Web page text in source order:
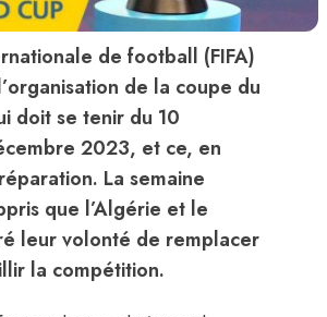
de football (FIFA)
de la coupe du
doit se tenir du 10
2023, et ce, en
La semaine
que l’Algérie et le
leur volonté de remplacer
la compétition.